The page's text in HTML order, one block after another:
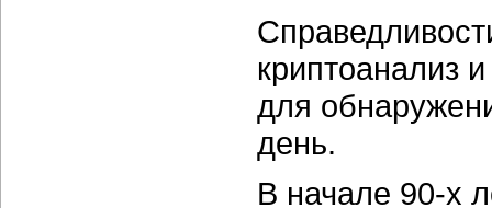
криптоанализ
для
день.
В начале 90-х